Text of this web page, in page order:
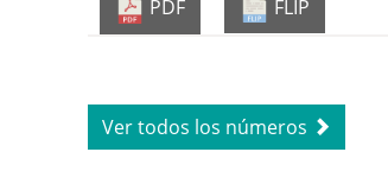
PDF FLIP
Ver todos los números